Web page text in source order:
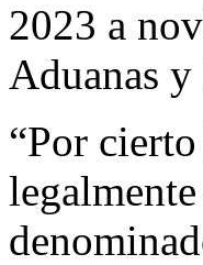
2023 a
Aduanas
“Por